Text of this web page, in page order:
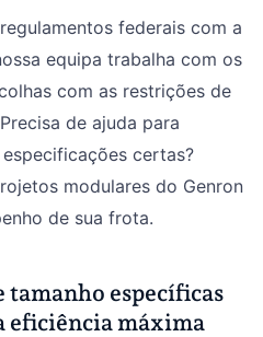
federais com a
equipa trabalha com os
com as restrições de
de ajuda para
certas?
modulares do Genron
de sua frota.
tamanho específicas
eficiência máxima